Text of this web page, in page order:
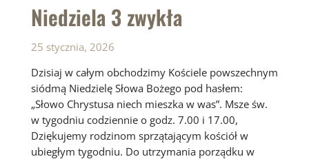
Niedziela 3 zwykła
25 stycznia, 2026
Dzisiaj w całym obchodzimy Kościele powszechnym
siódmą Niedzielę Słowa Bożego pod hasłem:
„Słowo Chrystusa niech mieszka w was”. Msze św.
w tygodniu codziennie o godz. 7.00 i 17.00,
Dziękujemy rodzinom sprzątającym kościół w
ubiegłym tygodniu. Do utrzymania porządku w